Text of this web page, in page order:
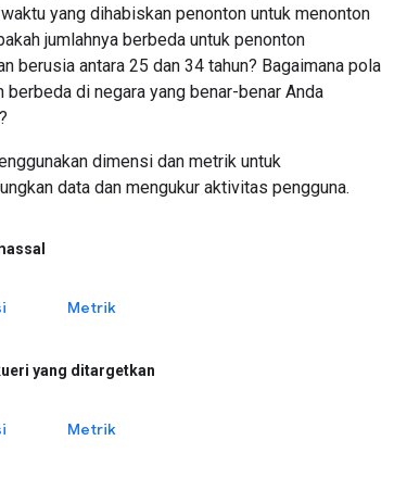
yang dihabiskan penonton untuk menonton
jumlahnya berbeda untuk penonton
berusia antara 25 dan 34 tahun? Bagaimana pola
berbeda di negara yang benar-benar Anda
dimensi dan metrik untuk
data dan mengukur aktivitas pengguna.
Metrik
yang ditargetkan
Metrik